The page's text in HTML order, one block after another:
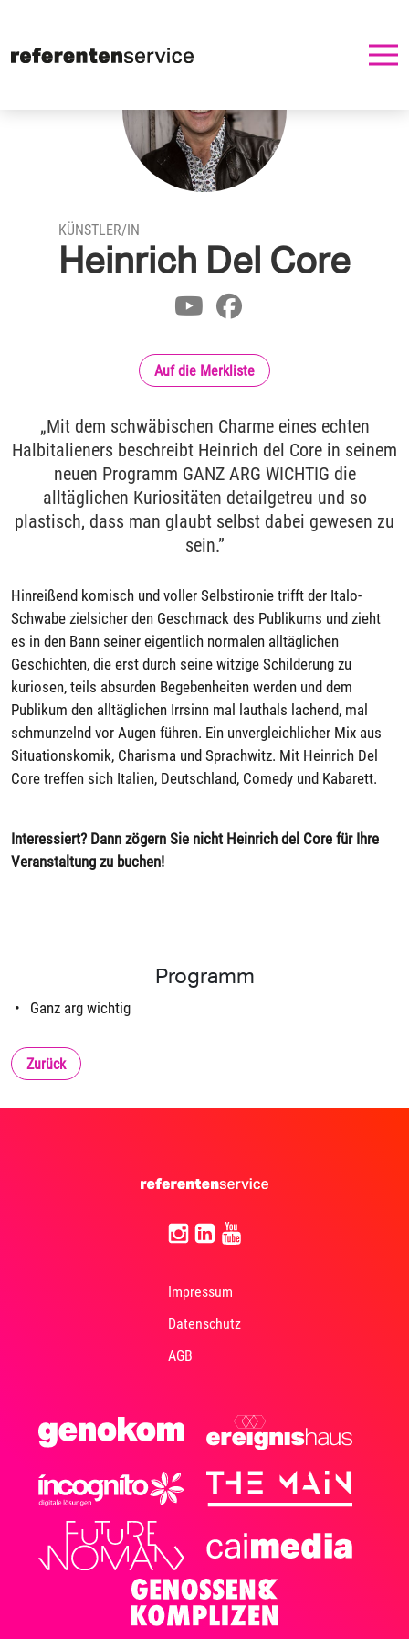
KÜNSTLER/IN
Heinrich Del Core
Auf die Merkliste
„Mit dem schwäbischen Charme eines echten
Halbitalieners beschreibt Heinrich del Core in seinem
neuen Programm GANZ ARG WICHTIG die
alltäglichen Kuriositäten detailgetreu und so
plastisch, dass man glaubt selbst dabei gewesen zu
sein.”
Hinreißend komisch und voller Selbstironie trifft der Italo-
Schwabe zielsicher den Geschmack des Publikums und zieht
es in den Bann seiner eigentlich normalen alltäglichen
Geschichten, die erst durch seine witzige Schilderung zu
kuriosen, teils absurden Begebenheiten werden und dem
Publikum den alltäglichen Irrsinn mal lauthals lachend, mal
schmunzelnd vor Augen führen. Ein unvergleichlicher Mix aus
Situationskomik, Charisma und Sprachwitz. Mit Heinrich Del
Core treffen sich Italien, Deutschland, Comedy und Kabarett.
Interessiert? Dann zögern Sie nicht Heinrich del Core für Ihre
Veranstaltung zu buchen!
Programm
Ganz arg wichtig
Zurück
Impressum
Datenschutz
AGB